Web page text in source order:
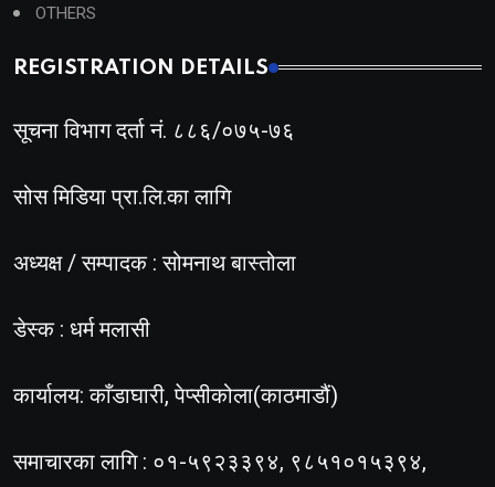
OTHERS
REGISTRATION DETAILS
सूचना विभाग दर्ता नं. ८८६/०७५-७६
सोस मिडिया प्रा.लि.का लागि
अध्यक्ष / सम्पादक : सोमनाथ बास्तोला
डेस्क : धर्म मलासी
कार्यालय: काँडाघारी, पेप्सीकोला(काठमाडौं)
समाचारका लागि : ०१-५९२३३९४, ९८५१०१५३९४,